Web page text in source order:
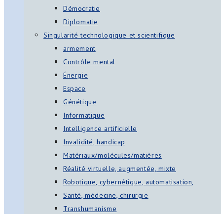
Démocratie
Diplomatie
Singularité technologique et scientifique
armement
Contrôle mental
Énergie
Espace
Génétique
Informatique
Intelligence artificielle
Invalidité, handicap
Matériaux/molécules/matières
Réalité virtuelle, augmentée, mixte
Robotique, cybernétique, automatisation,
Santé, médecine, chirurgie
Transhumanisme